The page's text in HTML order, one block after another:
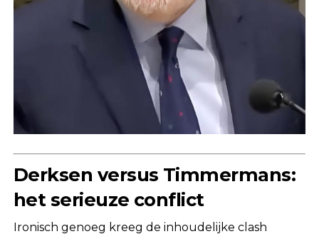
Derksen versus Timmermans:
het serieuze conflict
Ironisch genoeg kreeg de inhoudelijke clash